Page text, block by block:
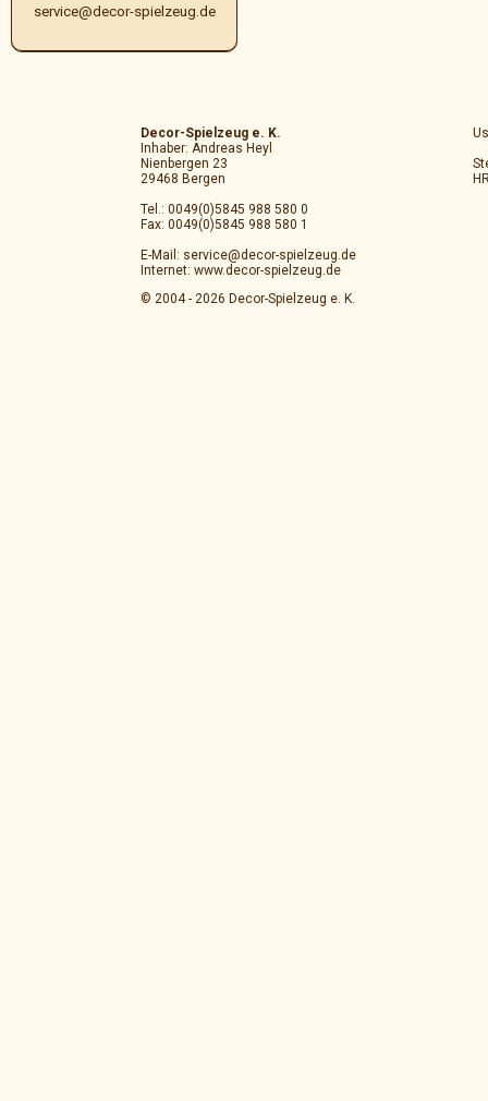
Katalog Download
service@decor-spielzeug.de
Decor-Spielzeug e. K.
Inhaber: Andreas Heyl
Nienbergen 23
29468 Bergen
Tel.: 0049(0)5845 988 580 0
Fax: 0049(0)5845 988 580 1
E-Mail: service@decor-spielzeug.de
Internet: www.decor-spielzeug.de
© 2004 - 2026 Decor-Spielzeug e. K.